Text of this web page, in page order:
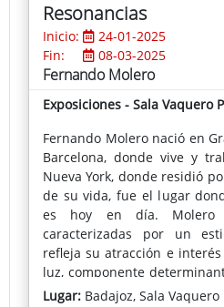
Resonancias
Inicio:
24-01-2025
Fin:
08-03-2025
Fernando Molero
Exposiciones - Sala Vaquero
Fernando Molero nació en
Barcelona, donde vive y
Nueva York, donde residió
de su vida, fue el lugar
es hoy en día. Molero
caracterizadas por un
refleja su atracción e
luz, componente
domina la atmósfera de las
Lugar: Badajoz, Sala